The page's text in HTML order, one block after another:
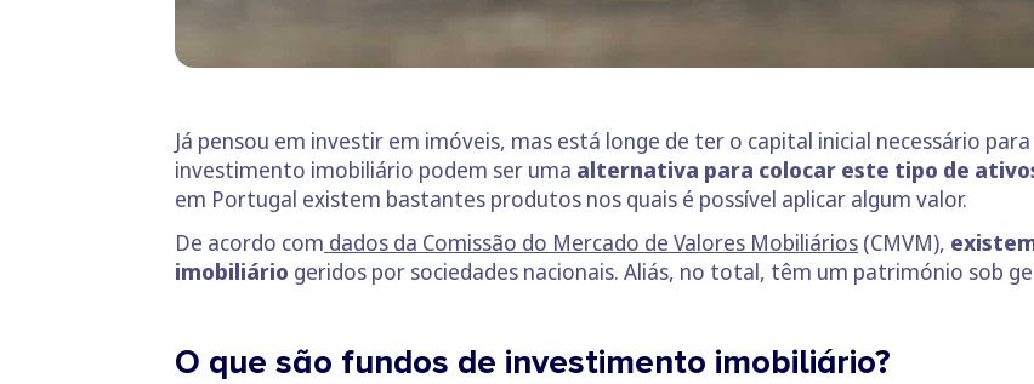
Já pensou em investir em imóveis, mas está longe de ter o capital inicial necessário
investimento imobiliário podem ser uma alternativa para colocar este tipo de
em Portugal existem bastantes produtos nos quais é possível aplicar algum valor.
De acordo com dados da Comissão do Mercado de Valores Mobiliários (CMVM),
imobiliário geridos por sociedades nacionais. Aliás, no total, têm um património sob
O que são fundos de investimento imobiliário?